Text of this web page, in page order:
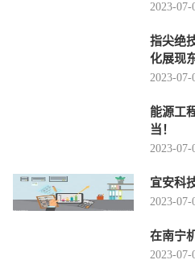
2023-07-
指尖绝
化展现
2023-07-
能源工
当！
2023-07-
宜安科
2023-07-
在南宁
2023-07-